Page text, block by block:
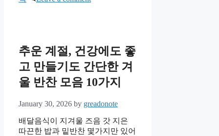
추운 계절, 건강에도 좋
고 만들기도 간단한 겨
울 반찬 모음 10가지
January 30, 2026 by greadonote
배달음식이 지겨울 즈음 갓 지은
따끈한 밥과 밑반찬 몇가지만 있어